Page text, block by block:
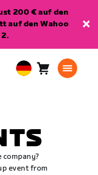
200 € auf den
auf den Wahoo
2.
EuropeanWarenkorb
company?
event from